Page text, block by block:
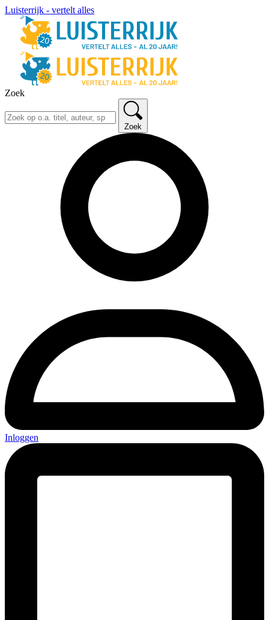
Luisterrijk - vertelt alles
Zoek
Zoek
Inloggen